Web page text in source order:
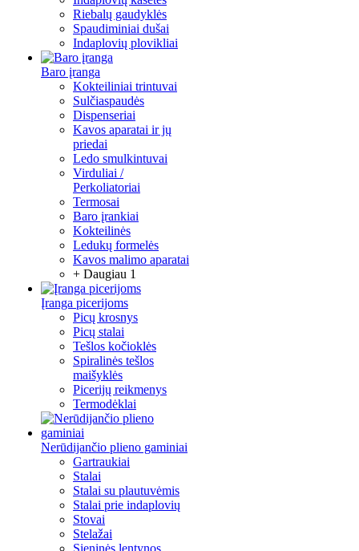
Riebalų gaudyklės
Spaudiminiai dušai
Indaplovių plovikliai
Baro įranga
Kokteiliniai trintuvai
Sulčiaspaudės
Dispenseriai
Kavos aparatai ir jų
priedai
Ledo smulkintuvai
Virduliai /
Perkoliatoriai
Termosai
Baro įrankiai
Kokteilinės
Ledukų formelės
Kavos malimo aparatai
+ Daugiau 1
Įranga picerijoms
Picų krosnys
Picų stalai
Tešlos kočioklės
Spiralinės tešlos
maišyklės
Picerijų reikmenys
Termodėklai
Nerūdijančio plieno gaminiai
Gartraukiai
Stalai
Stalai su plautuvėmis
Stalai prie indaplovių
Stovai
Stelažai
Sieninės lentynos